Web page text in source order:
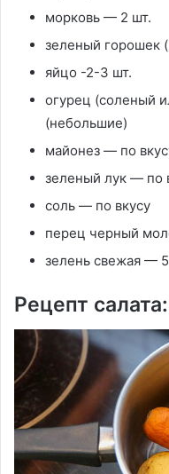
морковь — 2 шт.
зеленый горошек
яйцо -2-3 шт.
огурец (соленый
(небольшие)
майонез — по
зеленый лук — по
соль — по вкусу
перец черный
зелень свежая —
Рецепт салата: